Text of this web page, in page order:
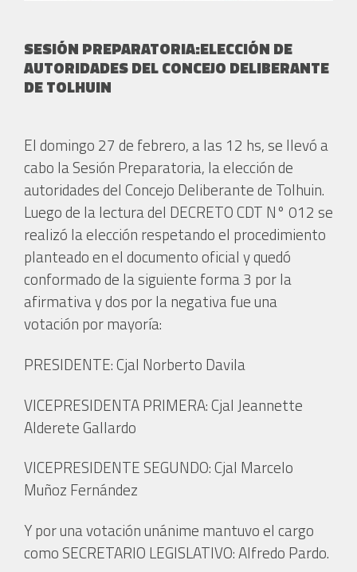
SESIÓN PREPARATORIA:ELECCIÓN DE
AUTORIDADES DEL CONCEJO DELIBERANTE
DE TOLHUIN
El domingo 27 de febrero, a las 12 hs, se llevó a
cabo la Sesión Preparatoria, la elección de
autoridades del Concejo Deliberante de Tolhuin.
Luego de la lectura del DECRETO CDT N° 012 se
realizó la elección respetando el procedimiento
planteado en el documento oficial y quedó
conformado de la siguiente forma 3 por la
afirmativa y dos por la negativa fue una
votación por mayoría:
PRESIDENTE: Cjal Norberto Davila
VICEPRESIDENTA PRIMERA: Cjal Jeannette
Alderete Gallardo
VICEPRESIDENTE SEGUNDO: Cjal Marcelo
Muñoz Fernández
Y por una votación unánime mantuvo el cargo
como SECRETARIO LEGISLATIVO: Alfredo Pardo.